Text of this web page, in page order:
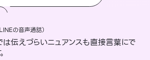
LINEの音声通話）
は伝えづらいニュアンスも直接言葉にで